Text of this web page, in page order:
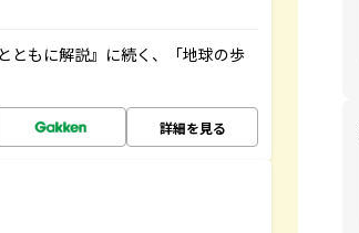
ともに解説』に続く、「地球の歩
詳細を見る